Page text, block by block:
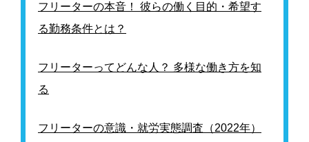
フリーターの本音！ 彼らの働く目的・希望す
る勤務条件とは？
フリーターってどんな人？ 多様な働き方を知
る
フリーターの意識・就労実態調査（2022年）